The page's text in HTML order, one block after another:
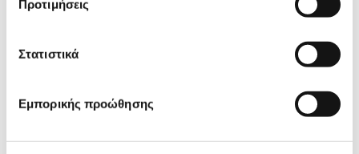
Προτιμήσεις
Στατιστικά
Εμπορικής προώθησης
Η δυναμική της ELBISCO αποδεικνύεται καθημερινά
μέσα από την καθοδήγηση αξιόλογων στελεχών. Οι
προσέγγιση είναι έτοιμοι να εξερευνήσουν καθετί